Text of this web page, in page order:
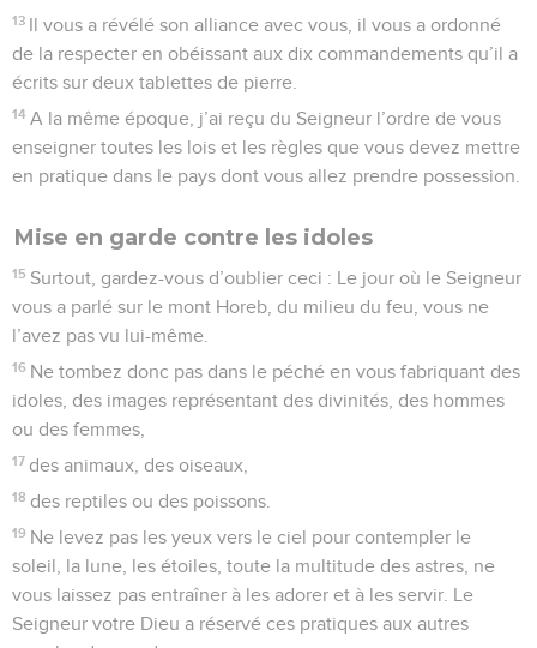
13 Il vous a révélé son alliance avec vous, il vous a ordonné
de la respecter en obéissant aux dix commandements qu’il a
écrits sur deux tablettes de pierre.
14 A la même époque, j’ai reçu du Seigneur l’ordre de vous
enseigner toutes les lois et les règles que vous devez mettre
en pratique dans le pays dont vous allez prendre possession.
Mise en garde contre les idoles
15 Surtout, gardez-vous d’oublier ceci : Le jour où le Seigneur
vous a parlé sur le mont Horeb, du milieu du feu, vous ne
l’avez pas vu lui-même.
16 Ne tombez donc pas dans le péché en vous fabriquant des
idoles, des images représentant des divinités, des hommes
ou des femmes,
17 des animaux, des oiseaux,
18 des reptiles ou des poissons.
19 Ne levez pas les yeux vers le ciel pour contempler le
soleil, la lune, les étoiles, toute la multitude des astres, ne
vous laissez pas entraîner à les adorer et à les servir. Le
Seigneur votre Dieu a réservé ces pratiques aux autres